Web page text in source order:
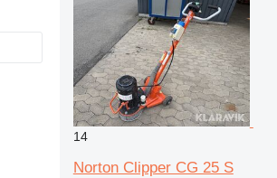
14
Norton Clipper CG 25 S